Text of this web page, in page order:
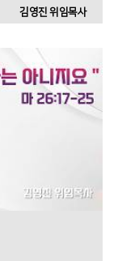
김영진 위임목사